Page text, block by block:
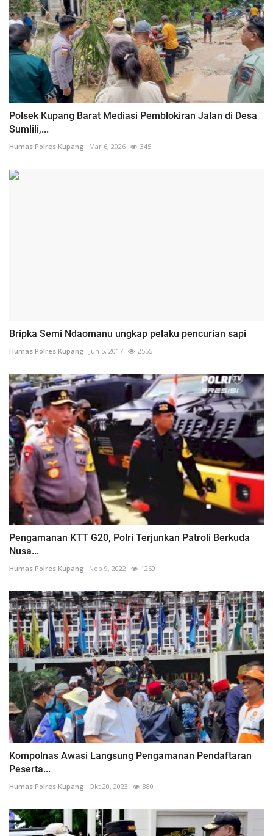
Polsek Kupang Barat Mediasi Pemblokiran Jalan di Desa
Sumlili,...
Humas Polres Kupang Mar 6, 2026 345
Bripka Semi Ndaomanu ungkap pelaku pencurian sapi
Humas Polres Kupang Jun 5, 2017 2555
Pengamanan KTT G20, Polri Terjunkan Patroli Berkuda
Nusa...
Humas Polres Kupang Nop 9, 2022 1260
Kompolnas Awasi Langsung Pengamanan Pendaftaran
Peserta...
Humas Polres Kupang Okt 20, 2023 880